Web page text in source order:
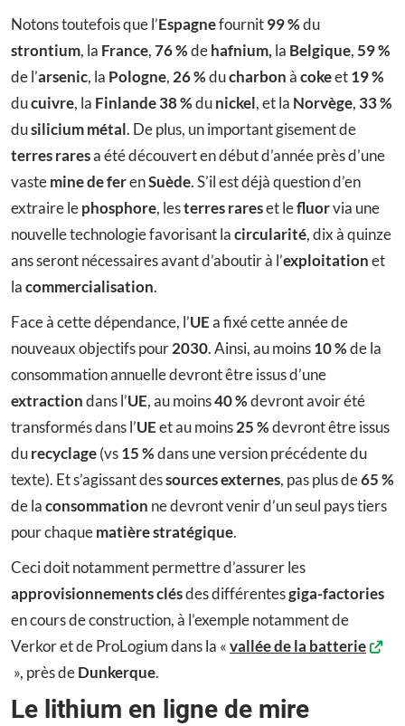
Notons toutefois que l’Espagnefournit99 %du
strontium, la France,76 %dehafnium, la Belgique,59 %
de l’arsenic, la Pologne, 26 %ducharbonàcokeet19 %
ducuivre, la Finlande 38 %dunickel, et la Norvège, 33 %
dusilicium métal. De plus, un important gisement de
terres raresa été découvert en début d’année près d’une
vastemine de ferenSuède. S’il est déjà question d’en
extraire lephosphore, lesterres rareset lefluorvia une
nouvelle technologie favorisant lacircularité, dix à quinze
ans seront nécessaires avant d’aboutir à l’exploitationet
lacommercialisation.
Face à cette dépendance, l’UEa fixé cette année de
nouveaux objectifs pour2030. Ainsi, au moins10 %de la
consommation annuelle devront être issus d’une
extractiondans l’UE, au moins40 %devront avoir été
transformés dans l’UEet au moins25 %devront être issus
durecyclage(vs15 %dans une version précédente du
texte). Et s’agissant dessources externes, pas plus de65 %
de laconsommation ne devront venir d’un seul pays tiers
pour chaquematière stratégique.
Ceci doit notamment permettre d’assurer les
approvisionnements clésdes différentesgiga-factories
en cours de construction, à l’exemple notamment de
Verkor et de ProLogium dans la «vallée de la batterie
», près deDunkerque.
Le lithium en ligne de mire